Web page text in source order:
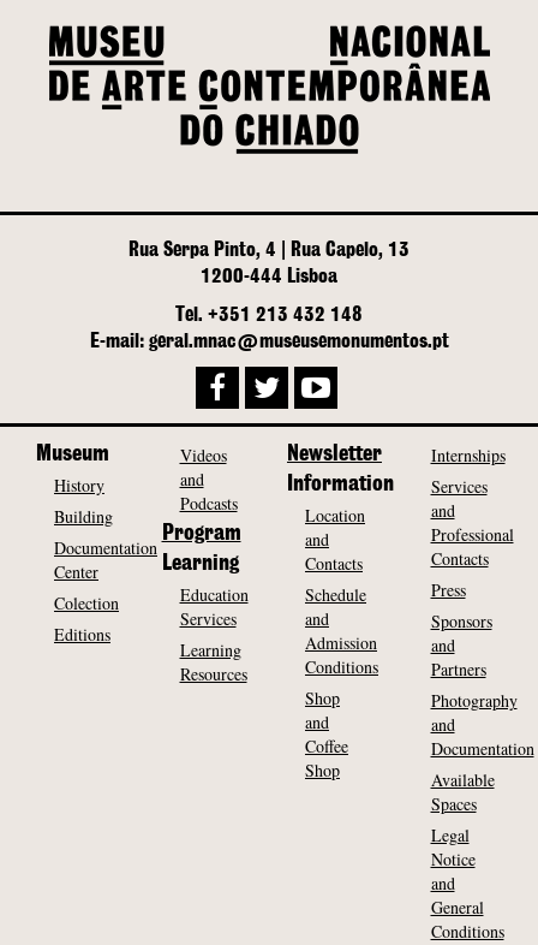
Rua Serpa Pinto, 4 | Rua Capelo, 13
1200-444 Lisboa
Tel. +351 213 432 148
E-mail: geral.mnac@museusemonumentos.pt
Museum
History
Building
Documentation
Center
Colection
Editions
Videos
and
Podcasts
Program
Learning
Education
Services
Learning
Resources
Newsletter
Information
Location
and
Contacts
Schedule
and
Admission
Conditions
Shop
and
Coffee
Shop
Internships
Services
and
Professional
Contacts
Press
Sponsors
and
Partners
Photography
and
Documentation
Available
Spaces
Legal
Notice
and
General
Conditions